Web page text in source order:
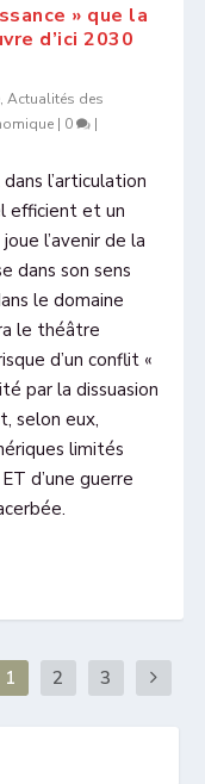
» que la
d’ici 2030
,Actualités des
| 0 |
l’articulation
efficient et un
l’avenir de la
dans son sens
le domaine
le théâtre
d’un conflit «
par la dissuasion
selon eux,
limités
d’une guerre
1 2 3